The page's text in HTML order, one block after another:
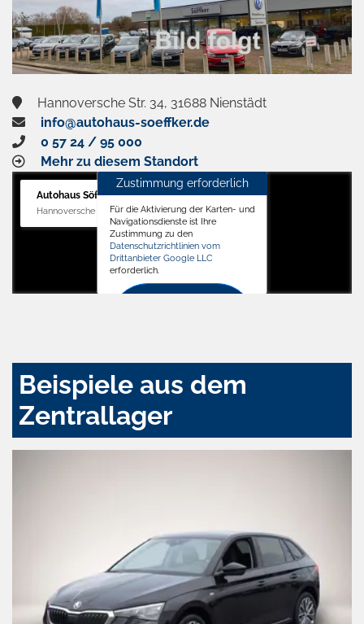
Hannoversche Str. 34, 31688 Nienstädt
info@autohaus-soeffker.de
0 57 24 / 95 000
Mehr zu diesem Standort
Autohaus Söffker GmbH
Hannoversche Str. 34, 31688 Nienstädt
Zustimmung erforderlich
Für die Aktivierung der Karten- und
Navigationsdienste ist Ihre
Zustimmung zu den
Datenschutzrichtlinien vom
Drittanbieter Google LLC
erforderlich.
Beispiele aus dem
Zentrallager